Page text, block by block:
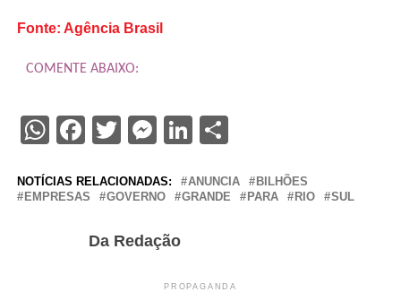
Fonte: Agência Brasil
COMENTE ABAIXO:
WhatsApp
Facebook
Twitter
Messenger
LinkedIn
Share
NOTÍCIAS RELACIONADAS: ANUNCIA
BILHÕES
EMPRESAS
GOVERNO GRANDE PARA RIO SUL
Da Redação
PROPAGANDA